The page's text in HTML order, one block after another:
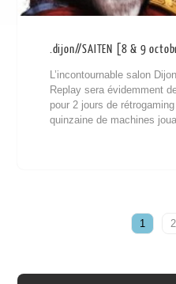
.dijon//SAITEN [8 & 9
L’incontournable salon
Replay sera évidemment
pour 2 jours de
quinzaine de machines
1 2